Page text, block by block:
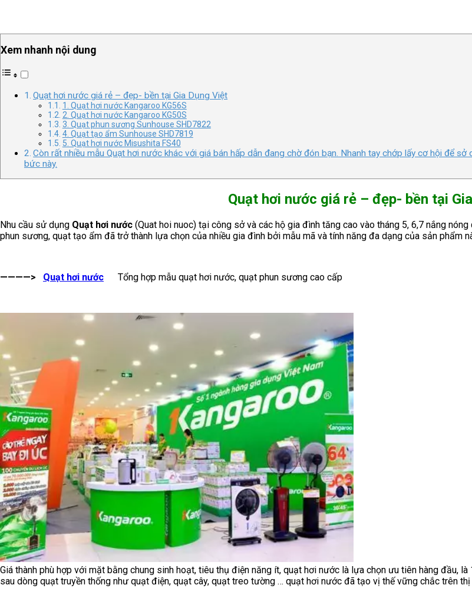
Xem nhanh nội dung
Quạt hơi nước giá rẻ – đẹp- bền tại Gia Dụng Việt
1. Quạt hơi nước Kangaroo KG56S
2. Quạt hơi nước Kangaroo KG50S
3. Quạt phun sương Sunhouse SHD7822
4. Quạt tạo ẩm Sunhouse SHD7819
5. Quạt hơi nước Misushita FS40
Còn rất nhiều mẫu Quạt hơi nước khác với giá bán hấp dẫn đang chờ đón bạn. Nhanh tay chớp lấy cơ hội để
bức này.
Quạt hơi nước giá rẻ – đẹp- bền tại
Nhu cầu sử dụng Quạt hơi nước (Quat hoi nuoc) tại công sở và các hộ gia đình tăng cao vào tháng 5, 6,7 nắng
phun sương, quạt tạo ẩm đã trở thành lựa chọn của nhiều gia đình bởi mẫu mã và tính năng đa dạng của sản phẩm
————> Quạt hơi nước Tổng hợp mẫu quạt hơi nước, quạt phun sương cao cấp
Giá thành phù hợp với mặt bằng chung sinh hoạt, tiêu thụ điện năng ít, quạt hơi nước là lựa chọn ưu tiên hàng đầu,
sau dòng quạt truyền thống như quạt điện, quạt cây, quạt treo tường … quạt hơi nước đã tạo vị thế vững chắc trên